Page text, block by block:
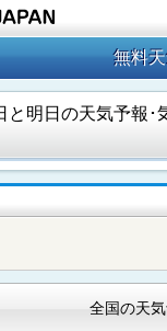
無料
と明日の天気予報･
全国の天